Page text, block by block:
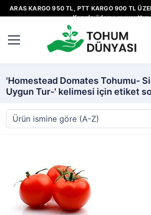
ARAS KARGO 950 TL, PTT KARGO 900 TL
Kapıda ödeme mevcuttur.
'Homestead Domates Tohumu-
Uygun Tur-' kelimesi için etiket